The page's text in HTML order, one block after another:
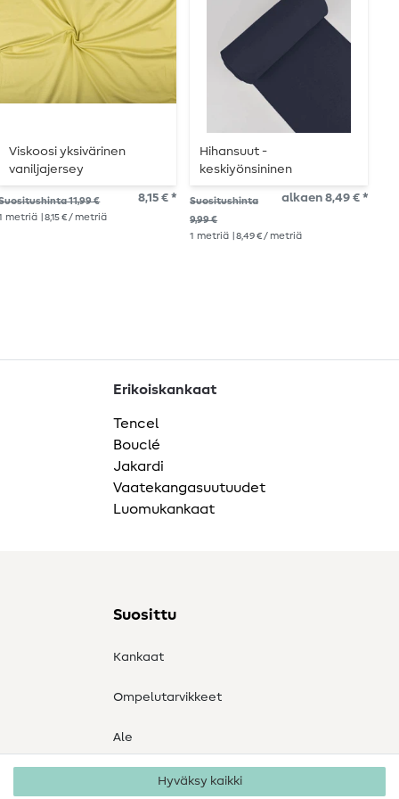
Viskoosi yksivärinen
vaniljajersey
11,99 € 8,15 € *
metriä | 8,15 € / metriä
Hihansuut -
keskiyönsininen
Suositushinta
9,99 €
alkaen 8,49 € *
1 metriä | 8,49 € / metriä
Erikoiskankaat
Tencel
Bouclé
Jakardi
Vaatekangasuutuudet
Luomukankaat
Suosittu
Kankaat
Ompelutarvikkeet
Ale
Hyväksy kaikki